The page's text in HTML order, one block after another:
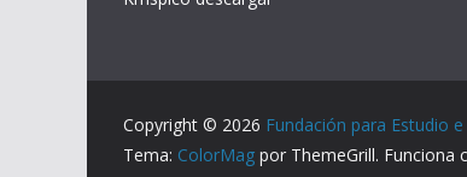
Copyright © 2026 Fundación para Estudio
Tema: ColorMag por ThemeGrill. Funciona